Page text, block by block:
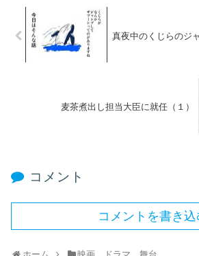
真夜中のくじらのジ
麦茶煮出し担当大臣に就任（１）
コメント
コメントを書き込